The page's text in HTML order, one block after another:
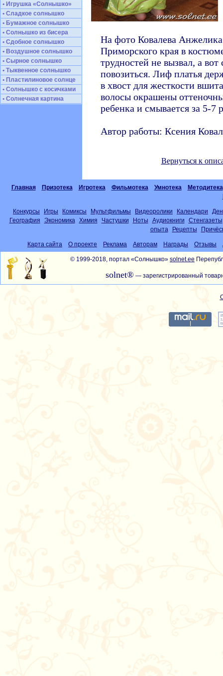
• Игрушка «Солнышко»
• Сладкое солнышко
• Бумажное солнышко
• Солнышко из бисера
• Сдобное солнышко
• Воздушное солнышко
• Сырное солнышко
• Тыквенное солнышко
• Пластилиновое солнце
• Солнышко с косичками
• Солнечная картина
На фото Ковалева
Приморского края в
трудностей не вызвал, а
повозиться. Лиф платья
в хвост для жесткости
волосы окрашены
ребенка и смывается за 5-7
Автор работы: Ксения
Вернуться к
Главная Призотека Игротека Фильмотека Умнотека
Методитека
Конкурсы Игры Комиксы Мультфильмы Видеоролики Календари
География
Экономика Химия Частушки Ноты Аудиокниги
Стенгазеты
опыта
Рецепты
Карта сайта О проекте Реклама Авторам Награды Отзывы
© 1999-2018, портал «Солнышко» solnet.ee
solnet® — зарегистрированный